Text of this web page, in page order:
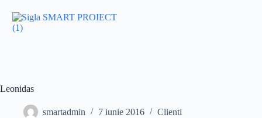
Leonidas
smartadmin 7 iunie 2016 Clienti